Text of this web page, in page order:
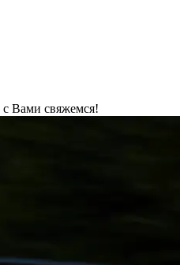
Вами свяжемся!